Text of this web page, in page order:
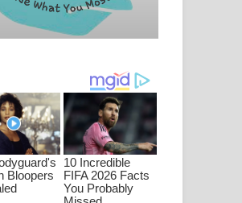
ගීතයේ පද පෙළ
ඔබමයි මගේ ආදරේ ගීතයේ පද පෙළ
Pansal Gihin Song Lyrics - පන්සල් ගිහිං
ගීතයේ පද පෙළ
Ankeliya Song Lyrics - අංකෙළිය ගීතයේ